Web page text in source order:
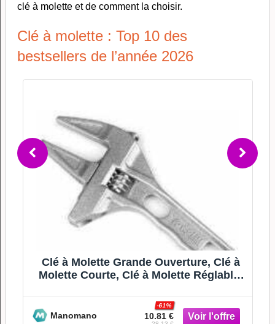
clé à molette et de comment la choisir.
Clé à molette : Top 10 des
bestsellers de l’année 2026
Clé à Molette Grande Ouverture, Clé à
Molette Courte, Clé à Molette Réglable,
Manomano 10.81 €
-61%